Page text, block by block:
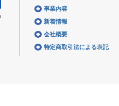
事業内容
新着情報
会社概要
特定商取引法による表記